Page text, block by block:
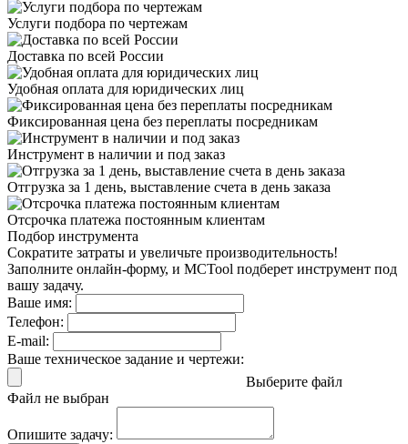
Услуги подбора по чертежам
Доставка по всей России
Удобная оплата для юридических лиц
Фиксированная цена без переплаты посредникам
Инструмент в наличии и под заказ
Отгрузка за 1 день, выставление счета в день заказа
Отсрочка платежа постоянным клиентам
Подбор инструмента
Сократите затраты и увеличьте производительность!
Заполните онлайн-форму, и MCTool подберет инструмент под
вашу задачу.
Ваше имя:
Телефон:
E-mail:
Ваше техническое задание и чертежи:
Выберите файл
Файл не выбран
Опишите задачу: